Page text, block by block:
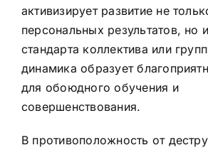
активизирует развитие не
персональных результатов, но
стандарта коллектива или
динамика образует
для обоюдного обучения и
совершенствования.
В противоположность от